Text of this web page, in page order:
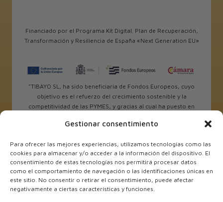
Gestionar consentimiento
Para ofrecer las mejores experiencias, utilizamos tecnologías como las
cookies para almacenar y/o acceder a la información del dispositivo. El
consentimiento de estas tecnologías nos permitirá procesar datos
como el comportamiento de navegación o las identificaciones únicas en
este sitio. No consentir o retirar el consentimiento, puede afectar
negativamente a ciertas características y funciones.
Financiado por el Programa Kit Digital. Plan de Recuperación,
Transformación y Resiliencia de España «Next Generation EU»
"TIBAYO SL, ha sido beneficiaria de Fondos Europeos, cuyo
objetivo es el refuerzo del crecimiento sostenible y la
competitividad de las PYMES, y gracias al cual ha puesto en
mejorar su posicionamiento competitivo en el exterior
Programa Xpande de la Cámara de Comercio de Alicante.
#EuropaSeSiente”
TIBAYO SL ha sido beneficiaria de Fondos Europeos, cuyo